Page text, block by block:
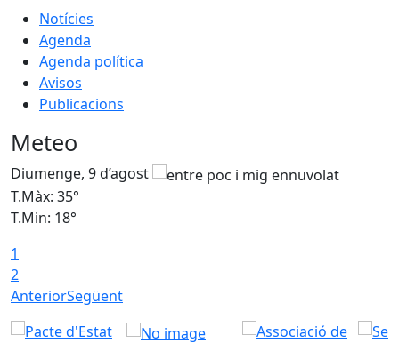
Notícies
Agenda
Agenda política
Avisos
Publicacions
Meteo
Diumenge, 9 d’agost
T.Màx: 35°
T.Min: 18°
1
2
AnteriorSegüent